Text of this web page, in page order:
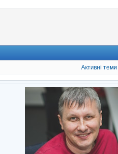
Активні теми